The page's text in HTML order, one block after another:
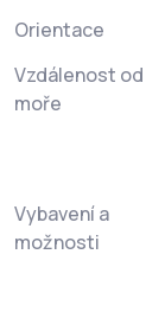
Orientace
Vzdálenost od
moře
Vybavení a
možnosti